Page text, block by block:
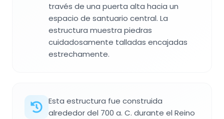
través de una puerta alta hacia un
espacio de santuario central. La
estructura muestra piedras
cuidadosamente talladas encajadas
estrechamente.
Esta estructura fue construida
alrededor del 700 a. C. durante el Reino